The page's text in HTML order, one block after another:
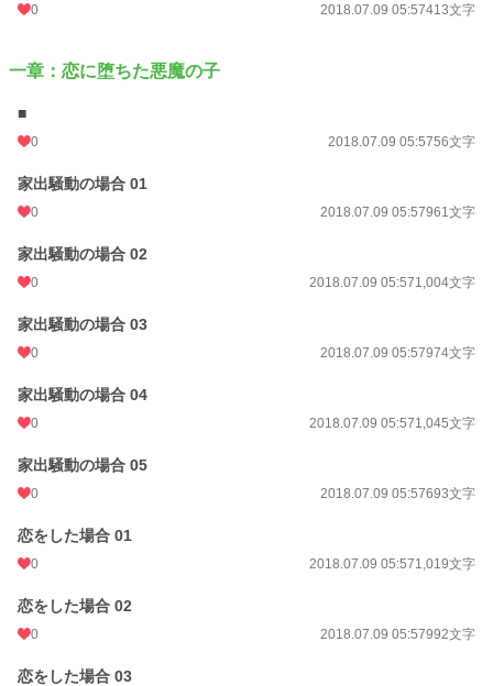
文字数
年間ポイント
0 2018.07.09 05:57413文字
一章：恋に堕ちた悪魔の子
■
0 2018.07.09 05:5756文字
家出騒動の場合 01
0 2018.07.09 05:57961文字
家出騒動の場合 02
0 2018.07.09 05:571,004文字
家出騒動の場合 03
0 2018.07.09 05:57974文字
家出騒動の場合 04
0 2018.07.09 05:571,045文字
家出騒動の場合 05
0 2018.07.09 05:57693文字
恋をした場合 01
0 2018.07.09 05:571,019文字
恋をした場合 02
0 2018.07.09 05:57992文字
恋をした場合 03